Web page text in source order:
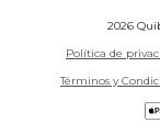
2026
Política de
Términos y